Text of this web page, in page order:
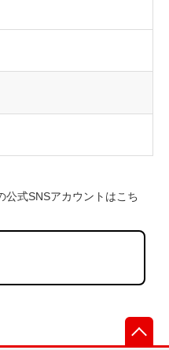
公式SNSアカウントはこち